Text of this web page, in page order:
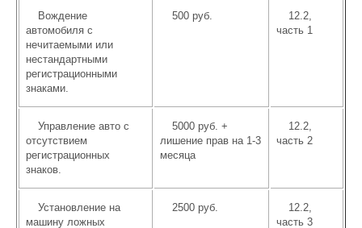
Вождение
автомобиля с
нечитаемыми или
нестандартными
регистрационными
знаками.
500 руб.
12.2,
часть 1
Управление авто с
отсутствием
регистрационных
знаков.
5000 руб. +
лишение прав на 1-3
месяца
12.2,
часть 2
Установление на
машину ложных
2500 руб.
12.2,
часть 3